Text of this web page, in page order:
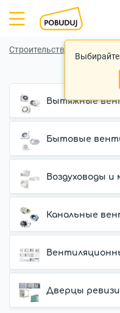
Строительство и ремонт
Вытяжные
Бытовые
Воздуховоды
Канальные
Дверцы